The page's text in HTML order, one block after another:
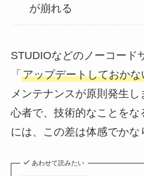
が崩れる
STUDIOなどのノーコード
「 アップデートしておか
メンテナンスが原則発生
心者で、技術的なことをな
には、この差は体感でかな
あわせて読みたい